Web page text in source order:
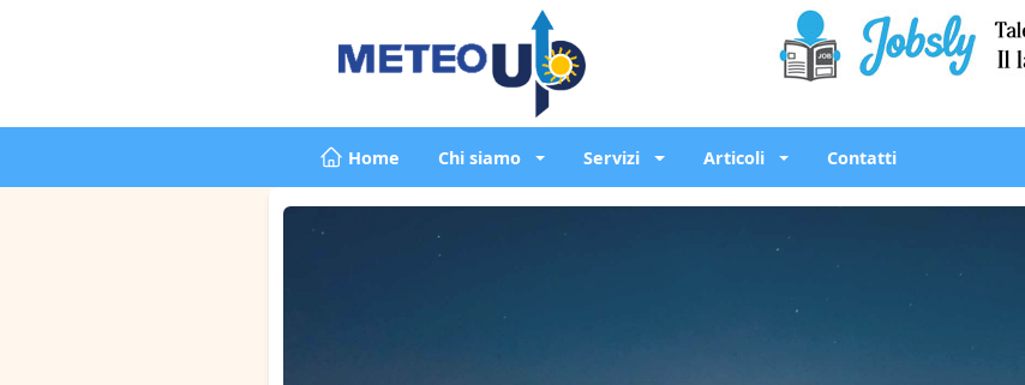
Home Chi siamo Servizi Articoli Contatti